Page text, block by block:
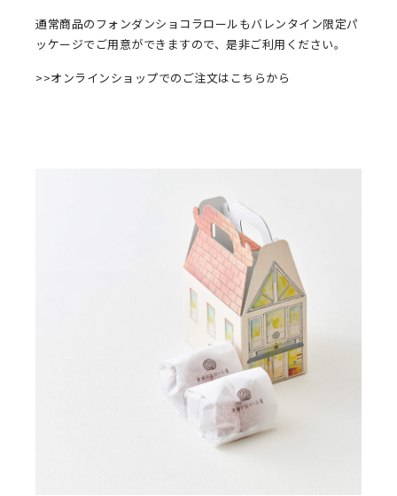
通常商品のフォンダンショコラロールもバレンタイン限定パ
ッケージでご用意ができますので、是非ご利用ください。
>>オンラインショップでのご注文はこちらから